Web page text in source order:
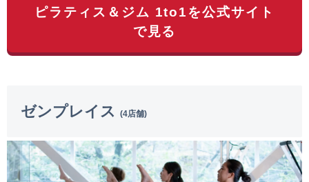
ピラティス＆ジム 1to1を公式サイト
で見る
ゼンプレイス (4店舗)